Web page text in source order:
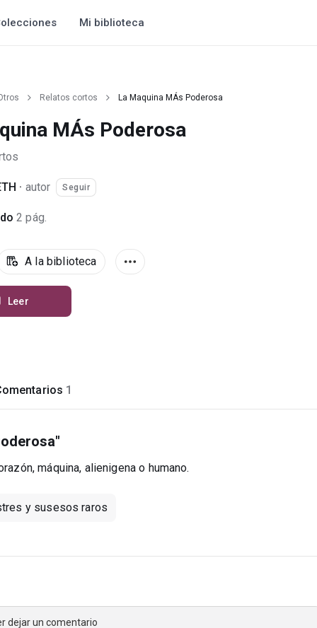
Mi biblioteca
Relatos cortos La Maquina MÁs Poderosa
MÁs Poderosa
· autor Seguir
2 pág.
A la biblioteca
Leer
1
máquina, alienigena o humano.
y susesos raros
dejar un comentario